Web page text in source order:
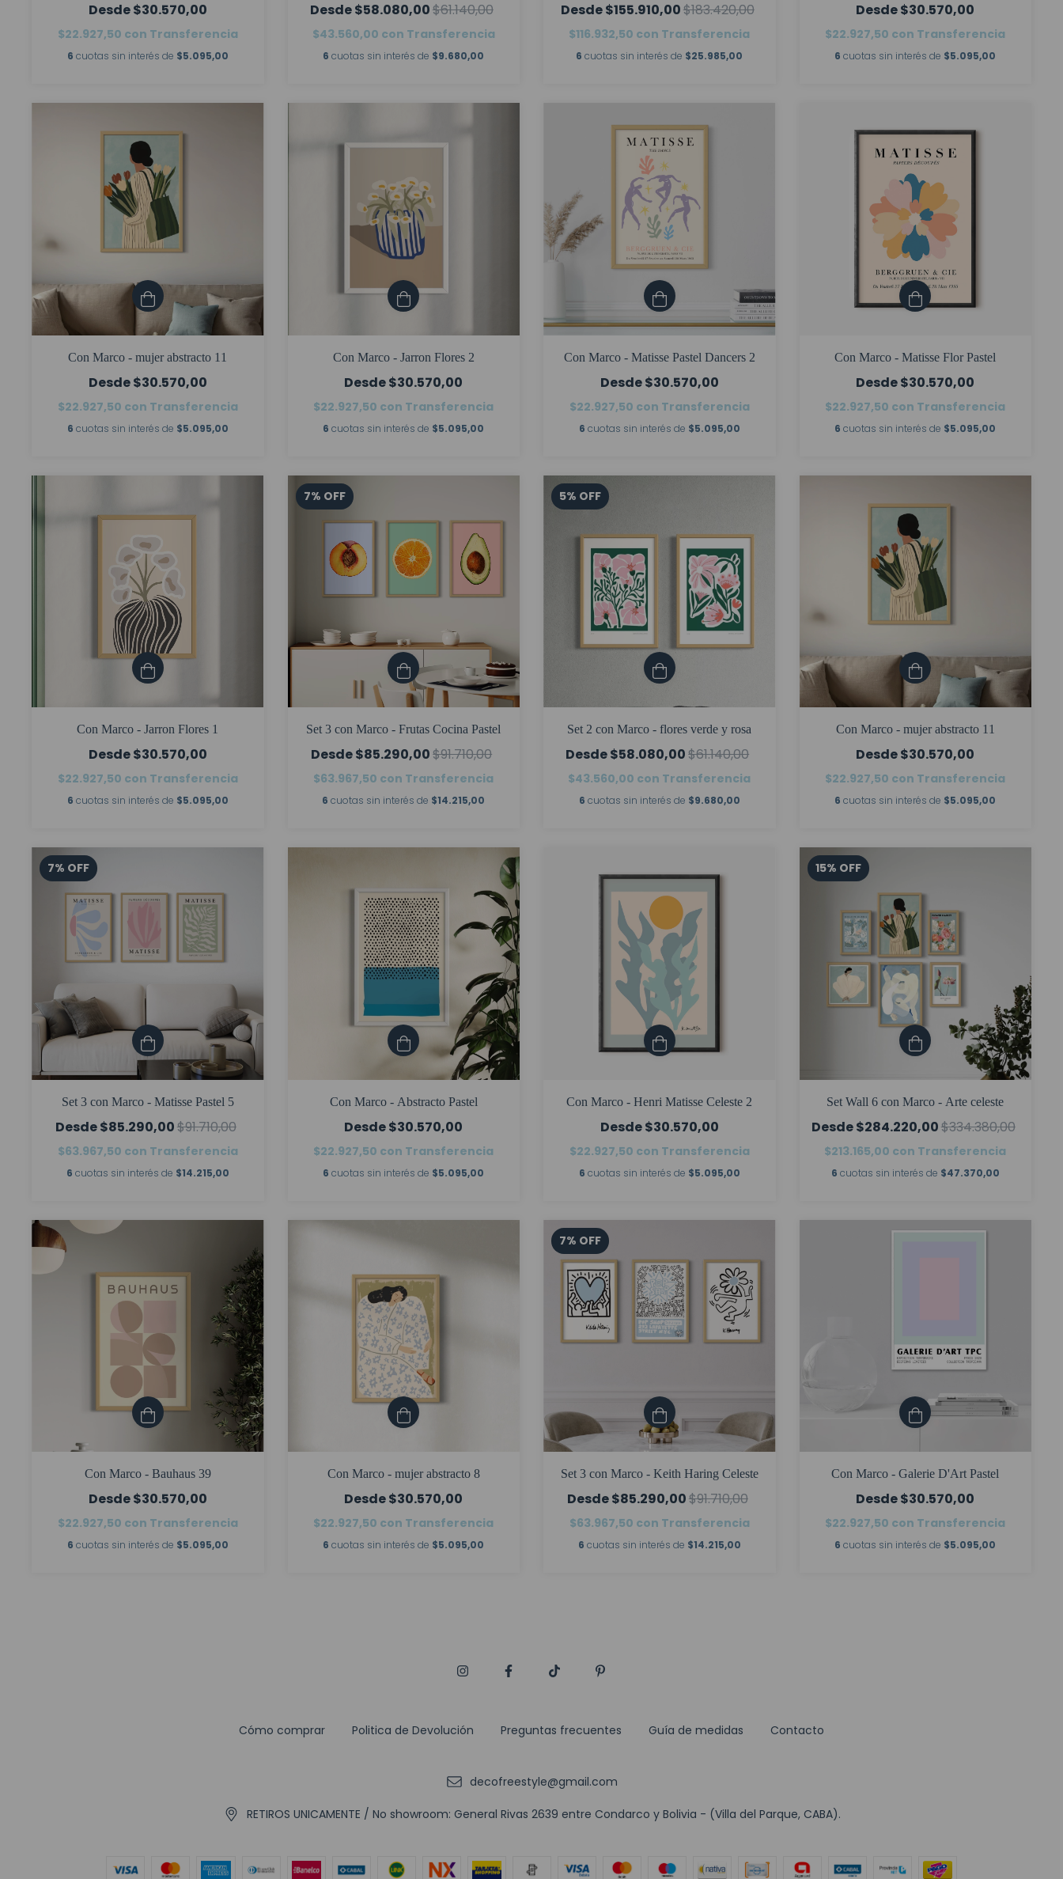
$30.570,00
$22.927,50 con Transferencia
6 cuotas sin interés de $5.095,00
$58.080,00$61.140,00
$43.560,00 con Transferencia
6 cuotas sin interés de $9.680,00
$155.910,00$183.420,00
$116.932,50 con Transferencia
6 cuotas sin interés de $25.985,00
$30.570,00
$22.927,50 con Transferencia
6 cuotas sin interés de $5.095,00
Con Marco - mujer abstracto 11
$30.570,00
$22.927,50 con Transferencia
6 cuotas sin interés de $5.095,00
Con Marco - Jarron Flores 2
$30.570,00
$22.927,50 con Transferencia
6 cuotas sin interés de $5.095,00
Con Marco - Matisse Pastel Dancers 2
$30.570,00
$22.927,50 con Transferencia
6 cuotas sin interés de $5.095,00
Con Marco - Matisse Flor Pastel
$30.570,00
$22.927,50 con Transferencia
6 cuotas sin interés de $5.095,00
Con Marco - Jarron Flores 1
$30.570,00
$22.927,50 con Transferencia
6 cuotas sin interés de $5.095,00
7% OFF
Set 3 con Marco - Frutas Cocina Pastel
$85.290,00$91.710,00
$63.967,50 con Transferencia
6 cuotas sin interés de $14.215,00
5% OFF
Set 2 con Marco - flores verde y rosa
$58.080,00$61.140,00
$43.560,00 con Transferencia
6 cuotas sin interés de $9.680,00
Con Marco - mujer abstracto 11
$30.570,00
$22.927,50 con Transferencia
6 cuotas sin interés de $5.095,00
7% OFF
Set 3 con Marco - Matisse Pastel 5
$85.290,00$91.710,00
$63.967,50 con Transferencia
6 cuotas sin interés de $14.215,00
Con Marco - Abstracto Pastel
$30.570,00
$22.927,50 con Transferencia
6 cuotas sin interés de $5.095,00
Con Marco - Henri Matisse Celeste 2
$30.570,00
$22.927,50 con Transferencia
6 cuotas sin interés de $5.095,00
15% OFF
Set Wall 6 con Marco - Arte celeste
$284.220,00$334.380,00
$213.165,00 con Transferencia
6 cuotas sin interés de $47.370,00
Con Marco - Bauhaus 39
$30.570,00
$22.927,50 con Transferencia
6 cuotas sin interés de $5.095,00
Con Marco - mujer abstracto 8
$30.570,00
$22.927,50 con Transferencia
6 cuotas sin interés de $5.095,00
7% OFF
Set 3 con Marco - Keith Haring Celeste
$85.290,00$91.710,00
$63.967,50 con Transferencia
6 cuotas sin interés de $14.215,00
Con Marco - Galerie D'Art Pastel
$30.570,00
$22.927,50 con Transferencia
6 cuotas sin interés de $5.095,00
Cómo comprar Politica de Devolución Preguntas frecuentes Guía de medidas Contacto
decofreestyle@gmail.com
RETIROS UNICAMENTE / No showroom: General Rivas 2639 entre Condarco y Bolivia - (Villa del Parque, CABA).